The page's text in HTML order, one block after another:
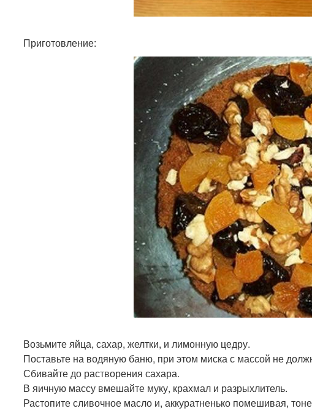
Приготовление:
Возьмите яйца, сахар, желтки, и лимонную цедру.
Поставьте на водяную баню, при этом миска с массой не
Сбивайте до растворения сахара.
В яичную массу вмешайте муку, крахмал и разрыхлитель.
Растопите сливочное масло и, аккуратненько помешивая,